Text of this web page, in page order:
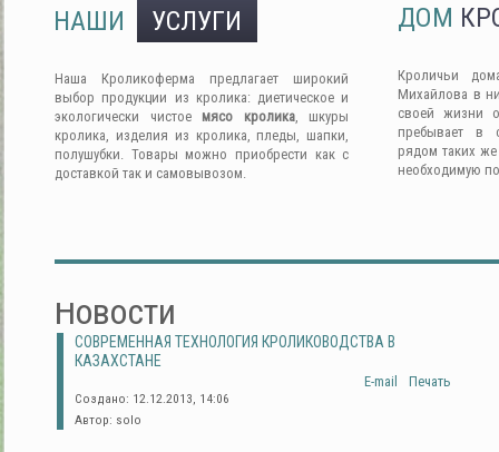
НАШИ УСЛУГИ
Наша Кроликоферма предлагает широкий
выбор продукции из кролика: диетическое и
экологически чистое мясо кролика, шкуры
кролика, изделия из кролика, пледы, шапки,
полушубки. Товары можно приобрести как с
доставкой так и самовывозом.
ДОМ
Кроличьи
Михайлова в
своей жизни
пребывает в
рядом таких
необходимую
Новости
СОВРЕМЕННАЯ ТЕХНОЛОГИЯ КРОЛИКОВОДСТВА В
КАЗАХСТАНЕ
Печать
E-mail
Создано: 12.12.2013, 14:06
Автор: solo